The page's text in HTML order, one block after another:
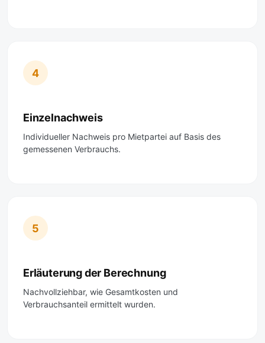
4
Einzelnachweis
Individueller Nachweis pro Mietpartei auf Basis des
gemessenen Verbrauchs.
5
Erläuterung der Berechnung
Nachvollziehbar, wie Gesamtkosten und
Verbrauchsanteil ermittelt wurden.